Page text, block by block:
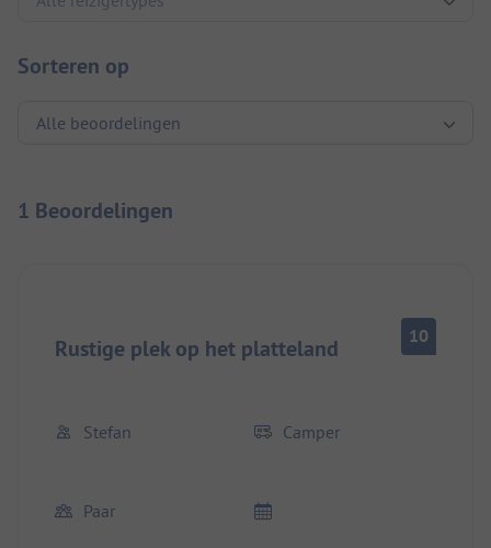
Sorteren op
1 Beoordelingen
Rustige plek op het platteland 10
Stefan Camper
Paar